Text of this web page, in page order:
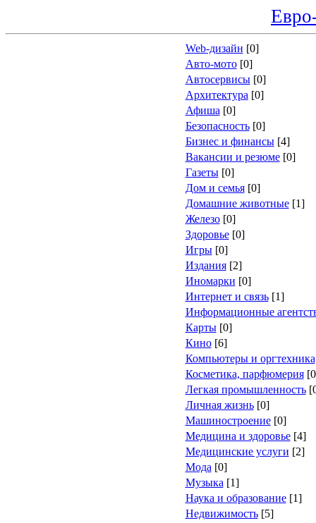
Web-дизайн [0]
Авто-мото[0]
Автосервисы[0]
Архитектура [0]
Афиша [0]
Безопасность[0]
Бизнес и финансы[4]
Вакансии и резюме[0]
Газеты[0]
Дом и семья[0]
Домашние животные[1]
Железо[0]
Здоровье[0]
Игры[0]
Издания[2]
Иномарки [0]
Интернет и связь[1]
Информационные
Карты[0]
Кино[6]
Компьютеры и оргтехника
Косметика, парфюмерия
Легкая промышленность
Личная жизнь[0]
Машиностроение[0]
Медицина и здоровье[4]
Медицинские услуги [2]
Мода [0]
Музыка [1]
Наука и образование[1]
Недвижимость[5]